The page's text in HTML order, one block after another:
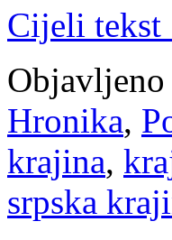
Cijeli
Objavljeno
Hronika,
krajina,
srpska